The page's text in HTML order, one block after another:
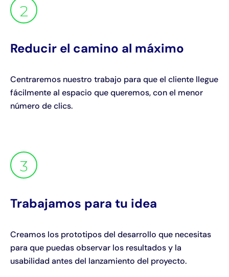
2
Reducir el camino al máximo
Centraremos nuestro trabajo para que el cliente llegue
fácilmente al espacio que queremos, con el menor
número de clics.
3
Trabajamos para tu idea
Creamos los prototipos del desarrollo que necesitas
para que puedas observar los resultados y la
usabilidad antes del lanzamiento del proyecto.